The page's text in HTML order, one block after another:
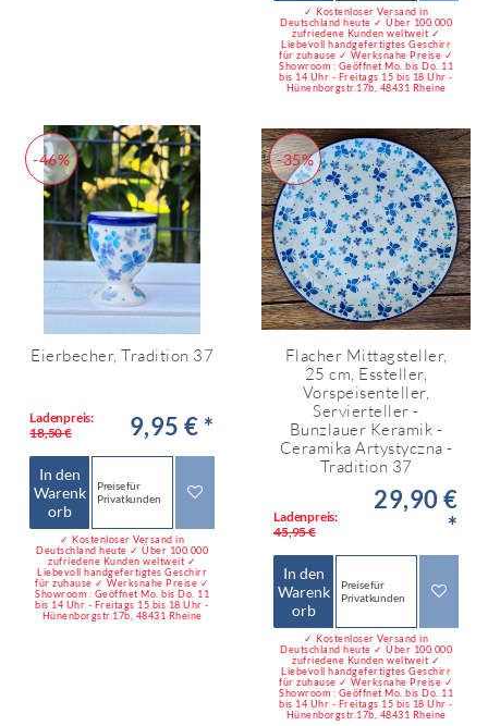
✓ Kostenloser Versand in
Deutschland heute ✓ Über 100.000
zufriedene Kunden weltweit ✓
Liebevoll handgefertigtes Geschirr
für zuhause ✓ Werksnahe Preise ✓
Showroom : Geöffnet Mo. bis Do. 11
bis 14 Uhr - Freitags 15 bis 18 Uhr -
Hünenborgstr.17b, 48431 Rheine
-46%
Eierbecher, Tradition 37
Ladenpreis:
18,50 €
9,95 € *
In den
Warenk
orb
Preise für
Privatkunden
✓ Kostenloser Versand in
Deutschland heute ✓ Über 100.000
zufriedene Kunden weltweit ✓
Liebevoll handgefertigtes Geschirr
für zuhause ✓ Werksnahe Preise ✓
Showroom : Geöffnet Mo. bis Do. 11
bis 14 Uhr - Freitags 15 bis 18 Uhr -
Hünenborgstr.17b, 48431 Rheine
-35%
Flacher Mittagsteller,
25 cm, Essteller,
Vorspeisenteller,
Servierteller -
Bunzlauer Keramik -
Ceramika Artystyczna -
Tradition 37
Ladenpreis:
45,95 €
29,90 €
*
In den
Warenk
orb
Preise für
Privatkunden
✓ Kostenloser Versand in
Deutschland heute ✓ Über 100.000
zufriedene Kunden weltweit ✓
Liebevoll handgefertigtes Geschirr
für zuhause ✓ Werksnahe Preise ✓
Showroom : Geöffnet Mo. bis Do. 11
bis 14 Uhr - Freitags 15 bis 18 Uhr -
Hünenborgstr.17b, 48431 Rheine